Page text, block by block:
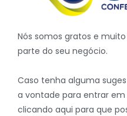
Nós somos gratos e
parte do seu negócio.
Caso tenha alguma
a vontade para entrar
clicando aqui para que